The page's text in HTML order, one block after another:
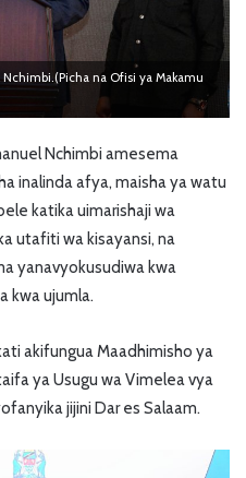
na Ofisi ya Makamu
Nchimbi amesema
inalinda afya, maisha ya watu
katika uimarishaji wa
utafiti wa kisayansi, na
yanavyokusudiwa kwa
kwa ujumla.
akifungua Maadhimisho ya
ya Usugu wa Vimelea vya
jijini Dar es Salaam.